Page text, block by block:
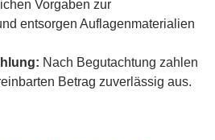
Vorgaben zur
entsorgen Auflagenmaterialien
Nach Begutachtung zahlen
Betrag zuverlässig aus.